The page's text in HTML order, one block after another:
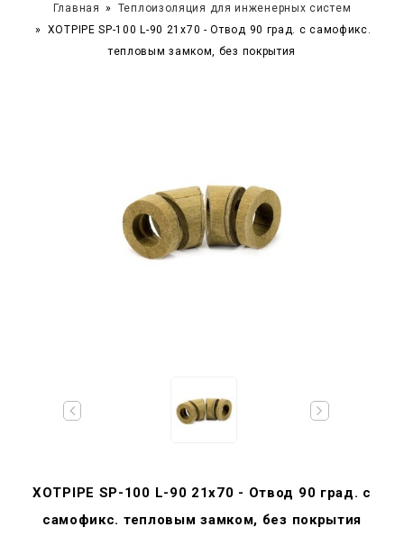
Главная
Теплоизоляция для инженерных систем
XOTPIPE SP-100 L-90 21x70 - Отвод 90 град. c самофикс.
тепловым замком, без покрытия
XOTPIPE SP-100 L-90 21x70 - Отвод 90 град. c
самофикс. тепловым замком, без покрытия